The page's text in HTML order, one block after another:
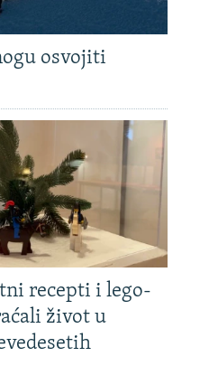
osvojiti
recepti i lego-
život u